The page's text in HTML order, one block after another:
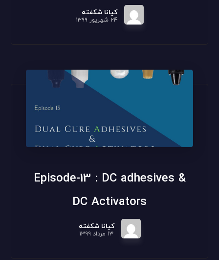
کیانا شکفته
۲۴ شهریور ۱۳۹۹
Episode-13 : DC adhesives &
DC Activators
کیانا شکفته
۱۳ مرداد ۱۳۹۹